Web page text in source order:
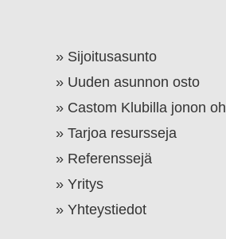
Sijoitusasunto
Uuden asunnon osto
Castom Klubilla jonon
Tarjoa resursseja
Referenssejä
Yritys
Yhteystiedot